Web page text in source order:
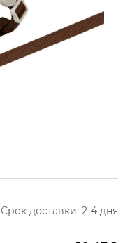
Срок доставки: 2-4 дня